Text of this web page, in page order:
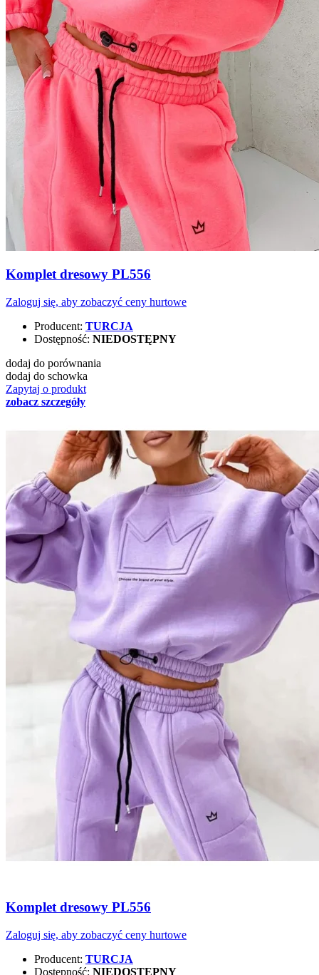
Komplet dresowy PL556
Zaloguj się, aby zobaczyć ceny hurtowe
Producent: TURCJA
Dostępność: NIEDOSTĘPNY
dodaj do porównania
dodaj do schowka
Zapytaj o produkt
zobacz szczegóły
Komplet dresowy PL556
Zaloguj się, aby zobaczyć ceny hurtowe
Producent: TURCJA
Dostępność: NIEDOSTĘPNY